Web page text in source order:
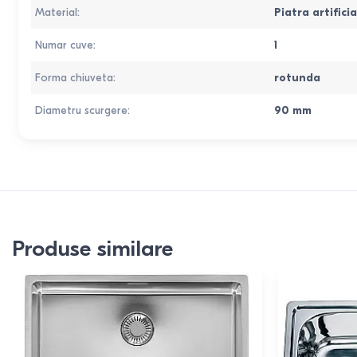
Material: Piatra
Numar cuve: 1
Forma chiuveta: rotunda
Diametru scurgere: 90 mm
Produse similare